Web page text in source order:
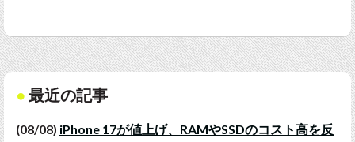
最近の記事
(08/08) iPhone 17が値上げ、RAMやSSDのコスト高を反